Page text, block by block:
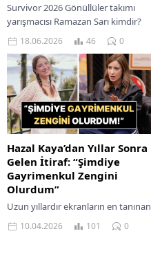
Survivor 2026 Gönüllüler takımı
yarışmacısı Ramazan Sarı kimdir?
Yaşamı, yarışmadaki performansı
ve bilinmeyen yönleri hakkında
detaylar.
18.06.2026 46 0
Hazal Kaya’dan Yıllar Sonra
Gelen İtiraf: “Şimdiye
Gayrimenkul Zengini
Olurdum”
Uzun yıllardır ekranların en tanınan
isimlerinden biri olan Hazal Kaya,
bu kez samimi itiraflarıyla
10.04.2026 101 0